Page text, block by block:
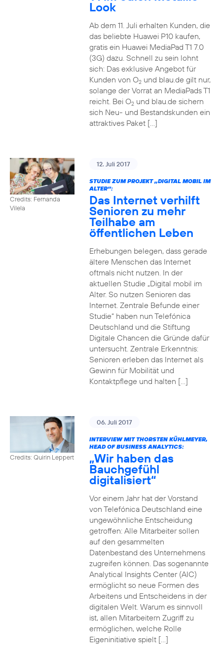
Look
Ab dem 11. Juli erhalten Kunden, die
das beliebte Huawei P10 kaufen,
gratis ein Huawei MediaPad T1 7.0
(3G) dazu. Schnell zu sein lohnt
sich: Das exklusive Angebot für
Kunden von O2und blau.de gilt nur,
solange der Vorrat an MediaPads T1
reicht. Bei O2und blau.de sichern
sich Neu- und Bestandskunden ein
attraktives Paket […]
Credits: Fernanda
Vilela
12. Juli 2017
STUDIE ZUM PROJEKT „DIGITAL MOBIL IM
ALTER“:
Das Internet verhilft
Senioren zu mehr
Teilhabe am
öffentlichen Leben
Erhebungen belegen, dass gerade
ältere Menschen das Internet
oftmals nicht nutzen. In der
aktuellen Studie „Digital mobil im
Alter. So nutzen Senioren das
Internet. Zentrale Befunde einer
Studie“ haben nun Telefónica
Deutschland und die Stiftung
Digitale Chancen die Gründe dafür
untersucht. Zentrale Erkenntnis:
Senioren erleben das Internet als
Gewinn für Mobilität und
Kontaktpflege und halten […]
Credits: Quirin Leppert
06. Juli 2017
INTERVIEW MIT THORSTEN KÜHLMEYER,
HEAD OF BUSINESS ANALYTICS:
„Wir haben das
Bauchgefühl
digitalisiert“
Vor einem Jahr hat der Vorstand
von Telefónica Deutschland eine
ungewöhnliche Entscheidung
getroffen: Alle Mitarbeiter sollen
auf den gesammelten
Datenbestand des Unternehmens
zugreifen können. Das sogenannte
Analytical Insights Center (AIC)
ermöglicht so neue Formen des
Arbeitens und Entscheidens in der
digitalen Welt. Warum es sinnvoll
ist, allen Mitarbeitern Zugriff zu
ermöglichen, welche Rolle
Eigeninitiative spielt […]